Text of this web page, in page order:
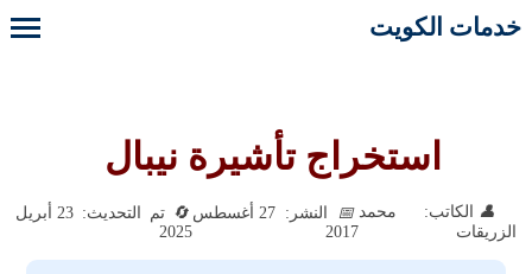
خدمات الكويت
استخراج تأشيرة نيبال
الكاتب: محمد
الزريقات
النشر: 27 أغسطس
2017
تم التحديث: 23 أبريل
2025